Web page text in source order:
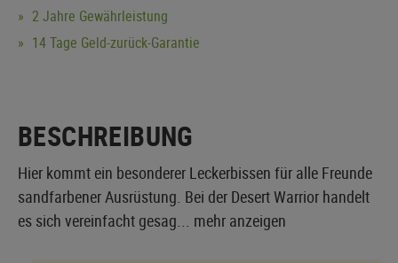
2 Jahre Gewährleistung
14 Tage Geld-zurück-Garantie
BESCHREIBUNG
Hier kommt ein besonderer Leckerbissen für alle Freunde
sandfarbener Ausrüstung. Bei der Desert Warrior handelt
es sich vereinfacht gesag... mehr anzeigen